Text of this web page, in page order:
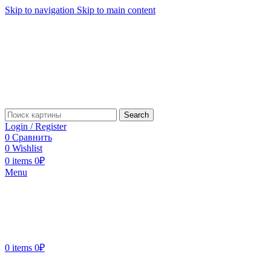
Skip to navigation Skip to main content
Search
Login / Register
0 Сравнить
0 Wishlist
0 items 0₽
Menu
0 items 0₽